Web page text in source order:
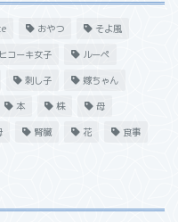
おやつ そよ風
ヒコーキ女子 ルーペ
刺し子 嫁ちゃん
本 株 母
腎臓 花 食事